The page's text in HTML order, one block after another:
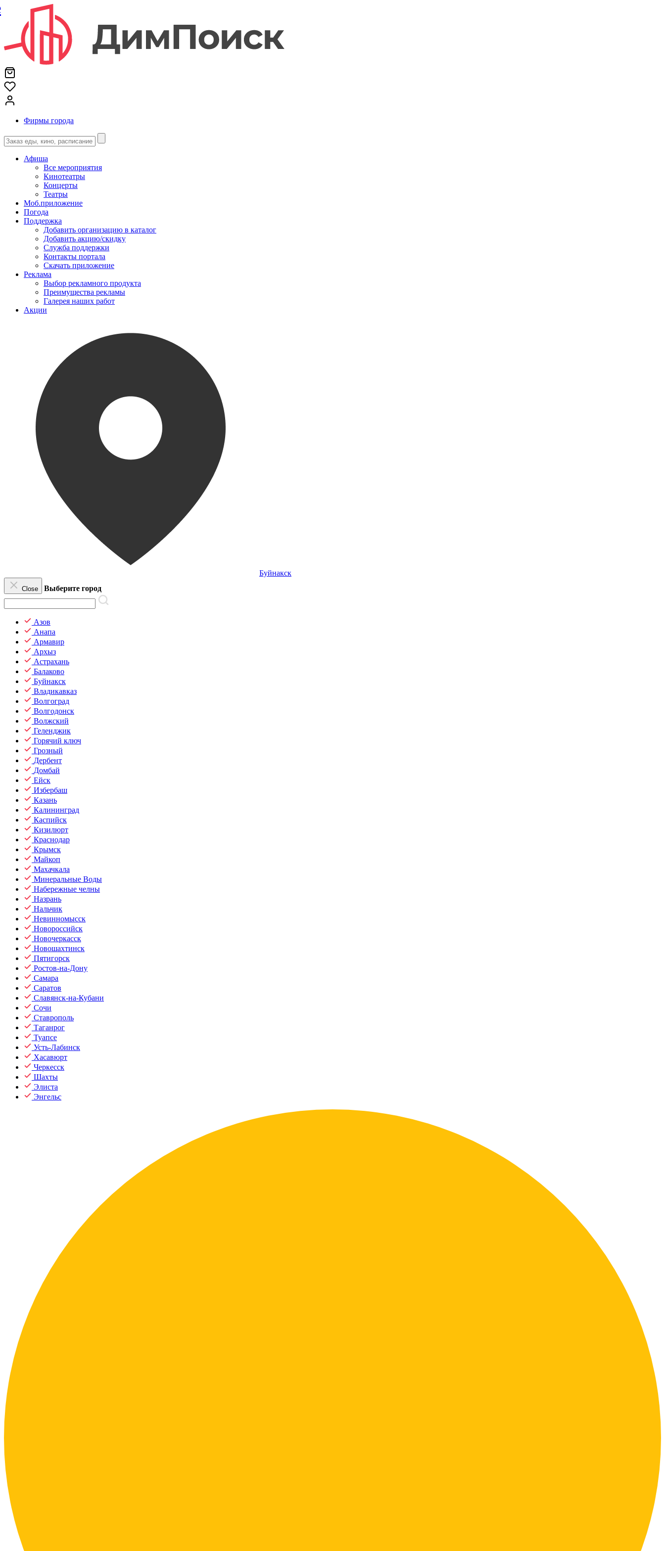
Фирмы города
Афиша
Все мероприятия
Кинотеатры
Концерты
Театры
Моб.приложение
Погода
Поддержка
Добавить организацию в каталог
Добавить акцию/скидку
Служба поддержки
Контакты портала
Скачать приложение
Реклама
Выбор рекламного продукта
Преимущества рекламы
Галерея наших работ
Акции
Буйнакск
Close Выберите город
Азов
Анапа
Армавир
Архыз
Астрахань
Балаково
Буйнакск
Владикавказ
Волгоград
Волгодонск
Волжский
Геленджик
Горячий ключ
Грозный
Дербент
Домбай
Ейск
Избербаш
Казань
Калининград
Каспийск
Кизилюрт
Краснодар
Крымск
Майкоп
Махачкала
Минеральные Воды
Набережные челны
Назрань
Нальчик
Невинномысск
Новороссийск
Новочеркасск
Новошахтинск
Пятигорск
Ростов-на-Дону
Самара
Саратов
Славянск-на-Кубани
Сочи
Ставрополь
Таганрог
Туапсе
Усть-Лабинск
Хасавюрт
Черкесск
Шахты
Элиста
Энгельс